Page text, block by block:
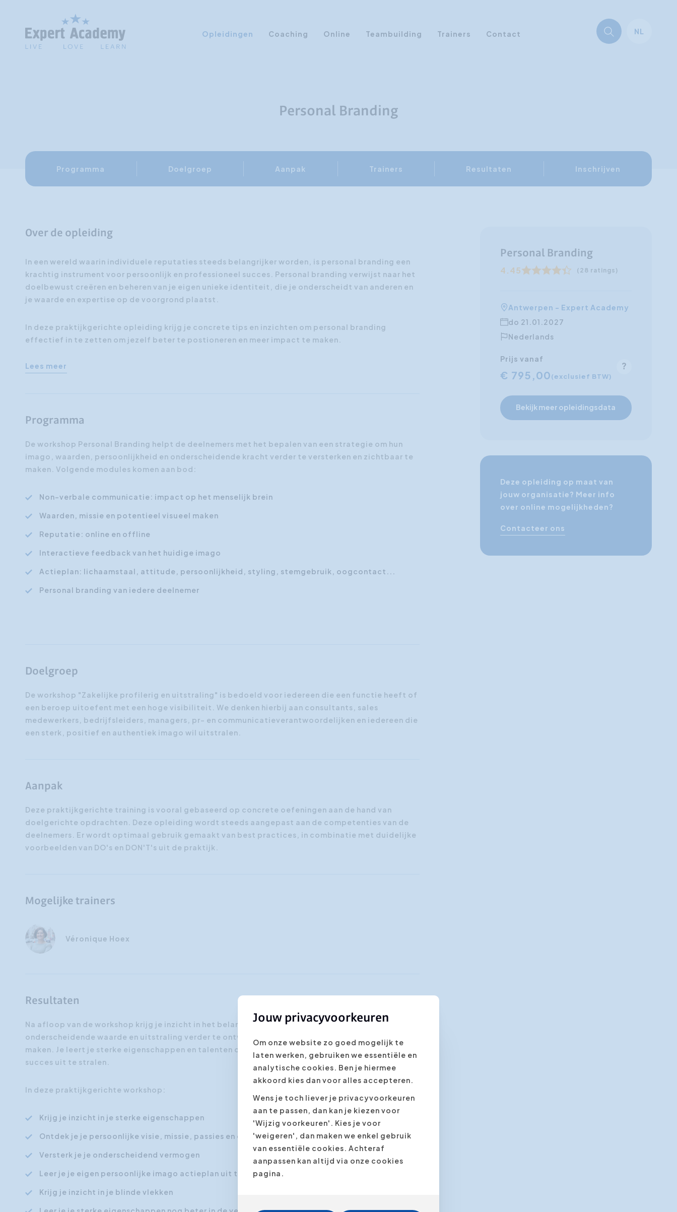
Opleidingen
Sales Training
Presentatietraining
Social Media Training
HR opleidingen
Coaching Online Teambuilding Trainers Contact NL
Personal Branding
Programma Doelgroep Aanpak Trainers Resultaten Inschrijven
Over de opleiding
In een wereld waarin individuele reputaties steeds belangrijker worden, is personal branding een
krachtig instrument voor persoonlijk en professioneel succes. Personal branding verwijst naar het
doelbewust creëren en beheren van je eigen unieke identiteit, die je onderscheidt van anderen en
je waarde en expertise op de voorgrond plaatst.
In deze praktijkgerichte opleiding krijg je concrete tips en inzichten om personal branding
effectief in te zetten om jezelf beter te postioneren en meer impact te maken.
Lees meer
Programma
De workshop Personal Branding helpt de deelnemers met het bepalen van een strategie om hun
imago, waarden, persoonlijkheid en onderscheidende kracht verder te versterken en zichtbaar te
maken. Volgende modules komen aan bod:
Non-verbale communicatie: impact op het menselijk brein
Waarden, missie en potentieel visueel maken
Reputatie: online en offline
Interactieve feedback van het huidige imago
Actieplan: lichaamstaal, attitude, persoonlijkheid, styling, stemgebruik, oogcontact...
Personal branding van iedere deelnemer
Doelgroep
De workshop "Zakelijke profilerig en uitstraling" is bedoeld voor iedereen die een functie heeft of
een beroep uitoefent met een hoge visibiliteit. We denken hierbij aan consultants, sales
medewerkers, bedrijfsleiders, managers, pr- en communicatieverantwoordelijken en iedereen die
een sterk, positief en authentiek imago wil uitstralen.
Aanpak
Deze praktijkgerichte training is vooral gebaseerd op concrete oefeningen aan de hand van
doelgerichte opdrachten. Deze opleiding wordt steeds aangepast aan de competenties van de
deelnemers. Er wordt optimaal gebruik gemaakt van best practices, in combinatie met duidelijke
voorbeelden van DO's en DON'T's uit de praktijk.
Mogelijke trainers
Véronique Hoex
Resultaten
Na afloop van de workshop krijg je inzicht in het belang en de mogelijkheden om je
onderscheidende waarde en uitstraling verder te ontwikkelen, te versterken en zichtbaar te
maken. Je leert je sterke eigenschappen en talenten optimaal in te zetten om meer energie en
succes uit te stralen.
In deze praktijkgerichte workshop:
Krijg je inzicht in je sterke eigenschappen
Ontdek je je persoonlijke visie, missie, passies en drijfveren
Versterk je je onderscheidend vermogen
Leer je je eigen persoonlijke imago actieplan uit te werken
Krijg je inzicht in je blinde vlekken
Personal Branding
4.45 (28 ratings)
Antwerpen - Expert Academy
do 21.01.2027
Nederlands
Prijs vanaf
€ 795,00(exclusief BTW)
Bekijk meer opleidingsdata
Deze opleiding op maat van
jouw organisatie? Meer info
over online mogelijkheden?
Contacteer ons
Jouw privacyvoorkeuren
Om onze website zo goed mogelijk te
laten werken, gebruiken we essentiële en
analytische cookies. Ben je hiermee
akkoord kies dan voor alles accepteren.
Wens je toch liever je privacyvoorkeuren
aan te passen, dan kan je kiezen voor
'Wijzig voorkeuren'. Kies je voor
'weigeren', dan maken we enkel gebruik
van essentiële cookies. Achteraf
aanpassen kan altijd via onze cookies
pagina.